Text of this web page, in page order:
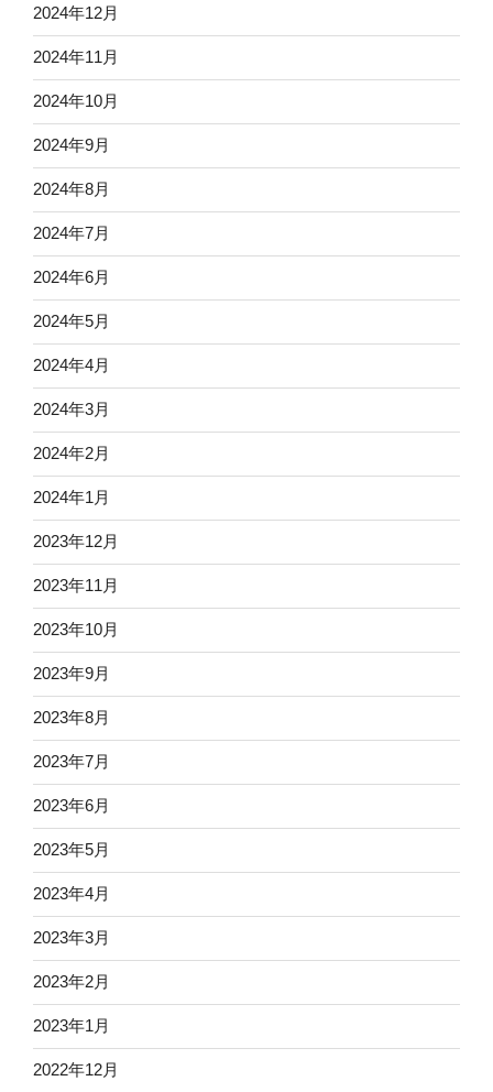
2024年12月
2024年11月
2024年10月
2024年9月
2024年8月
2024年7月
2024年6月
2024年5月
2024年4月
2024年3月
2024年2月
2024年1月
2023年12月
2023年11月
2023年10月
2023年9月
2023年8月
2023年7月
2023年6月
2023年5月
2023年4月
2023年3月
2023年2月
2023年1月
2022年12月